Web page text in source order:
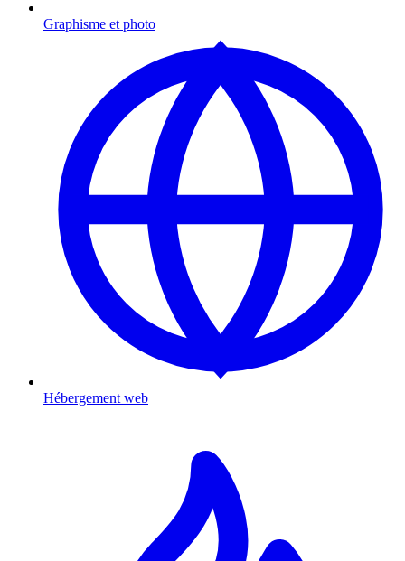
Graphisme et photo
Hébergement web